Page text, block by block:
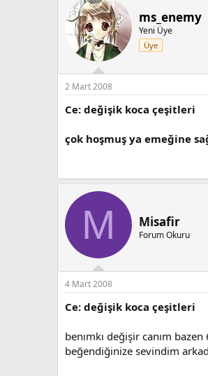
ms_enemy
Yeni Üye
Üye
2 Mart 2008
Ce: değişik koca çeşitleri
çok hoşmuş ya emeğine
M Misafir
Forum Okuru
4 Mart 2008
Ce: değişik koca çeşitleri
benımkı değişir canım
beğendiğinize sevindim